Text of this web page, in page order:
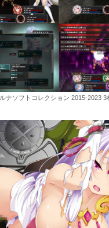
ルナソフトコレクション 2015-2023 3